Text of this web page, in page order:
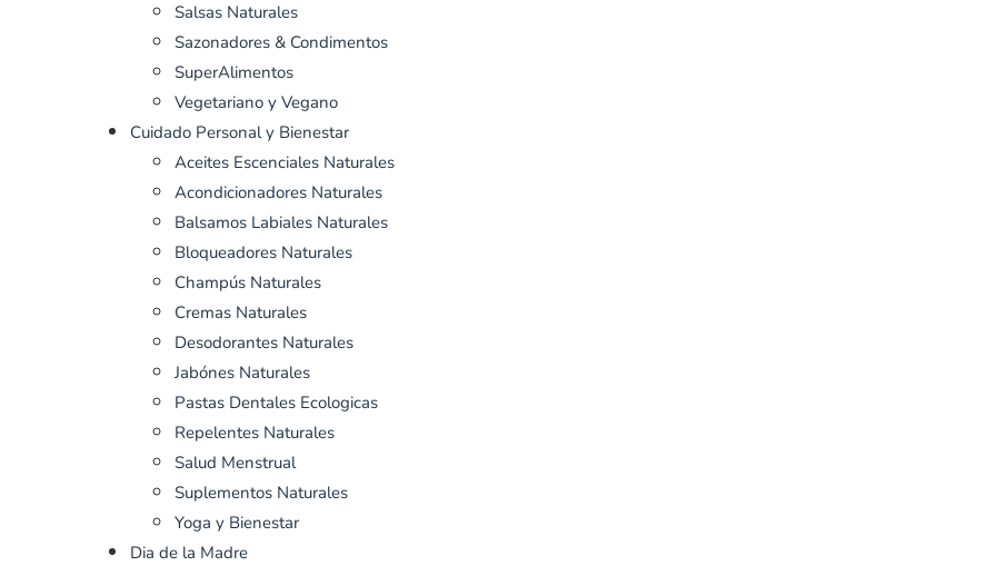
Salsas Naturales
Sazonadores & Condimentos
SuperAlimentos
Vegetariano y Vegano
Cuidado Personal y Bienestar
Aceites Escenciales Naturales
Acondicionadores Naturales
Balsamos Labiales Naturales
Bloqueadores Naturales
Champús Naturales
Cremas Naturales
Desodorantes Naturales
Jabónes Naturales
Pastas Dentales Ecologicas
Repelentes Naturales
Salud Menstrual
Suplementos Naturales
Yoga y Bienestar
Dia de la Madre